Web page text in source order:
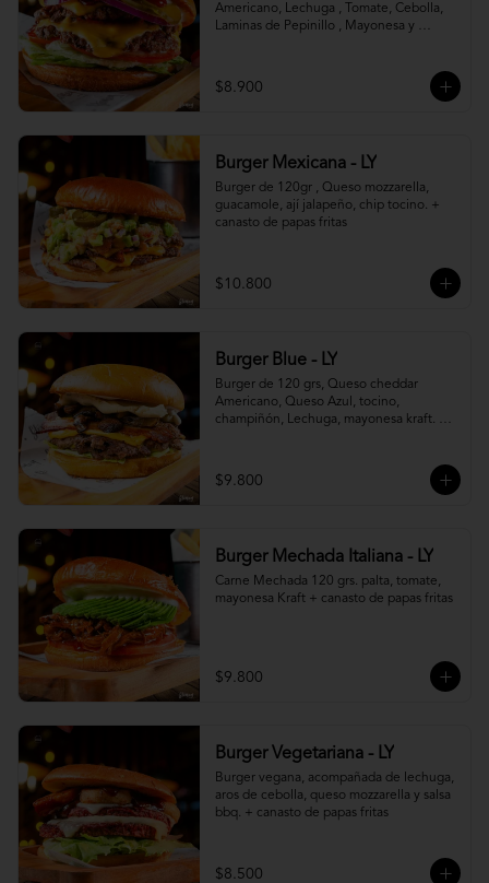
Americano, Lechuga , Tomate, Cebolla,
Laminas de Pepinillo , Mayonesa y
$8.900
Burger Mexicana - LY
Burger de 120gr , Queso mozzarella,
guacamole, ají jalapeño, chip tocino. +
canasto de papas fritas
$10.800
Burger Blue - LY
Burger de 120 grs, Queso cheddar
Americano, Queso Azul, tocino,
champiñón, Lechuga, mayonesa kraft. +
$9.800
Burger Mechada Italiana - LY
Carne Mechada 120 grs. palta, tomate,
mayonesa Kraft + canasto de papas fritas
$9.800
Burger Vegetariana - LY
Burger vegana, acompañada de lechuga,
aros de cebolla, queso mozzarella y salsa
bbq. + canasto de papas fritas
$8.500